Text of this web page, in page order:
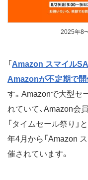
2025年8
「 Amazon スマイル
Amazonが不定期で開
す。Amazonで大型セ
れていて、Amazon会
「タイムセール祭り」
年4月から「Amazon
催されています。